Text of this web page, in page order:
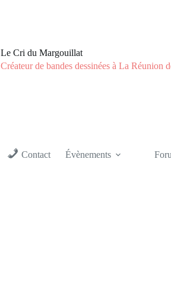
Le Cri du Margouillat
Créateur de bandes dessinées à La Réunion
Contact Évènements